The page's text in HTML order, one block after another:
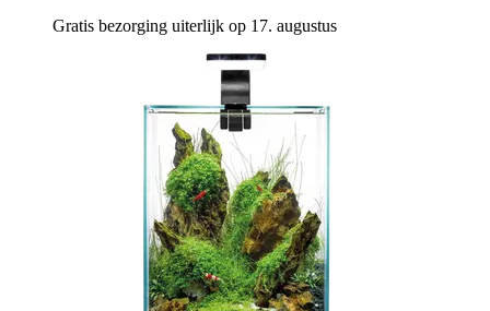
Gratis bezorging uiterlijk op 17. augustus